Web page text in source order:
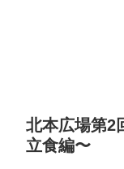
北本広場第2
立食編〜